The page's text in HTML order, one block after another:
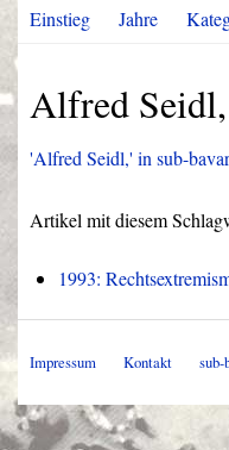
Einstieg Jahre
Alfred Seidl,
'Alfred Seidl,' in sub-
Artikel mit diesem
1993:
Impressum Kontakt